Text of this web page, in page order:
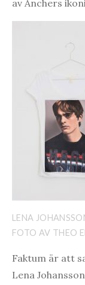
av Anchers
LENA
FOTO AV THEO
Faktum är att
Lena